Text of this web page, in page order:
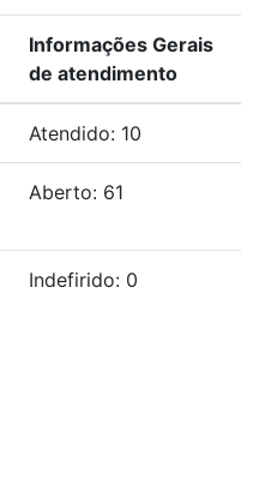
Informações Gerais
de atendimento
Atendido: 10
Aberto: 61
Indefirido: 0